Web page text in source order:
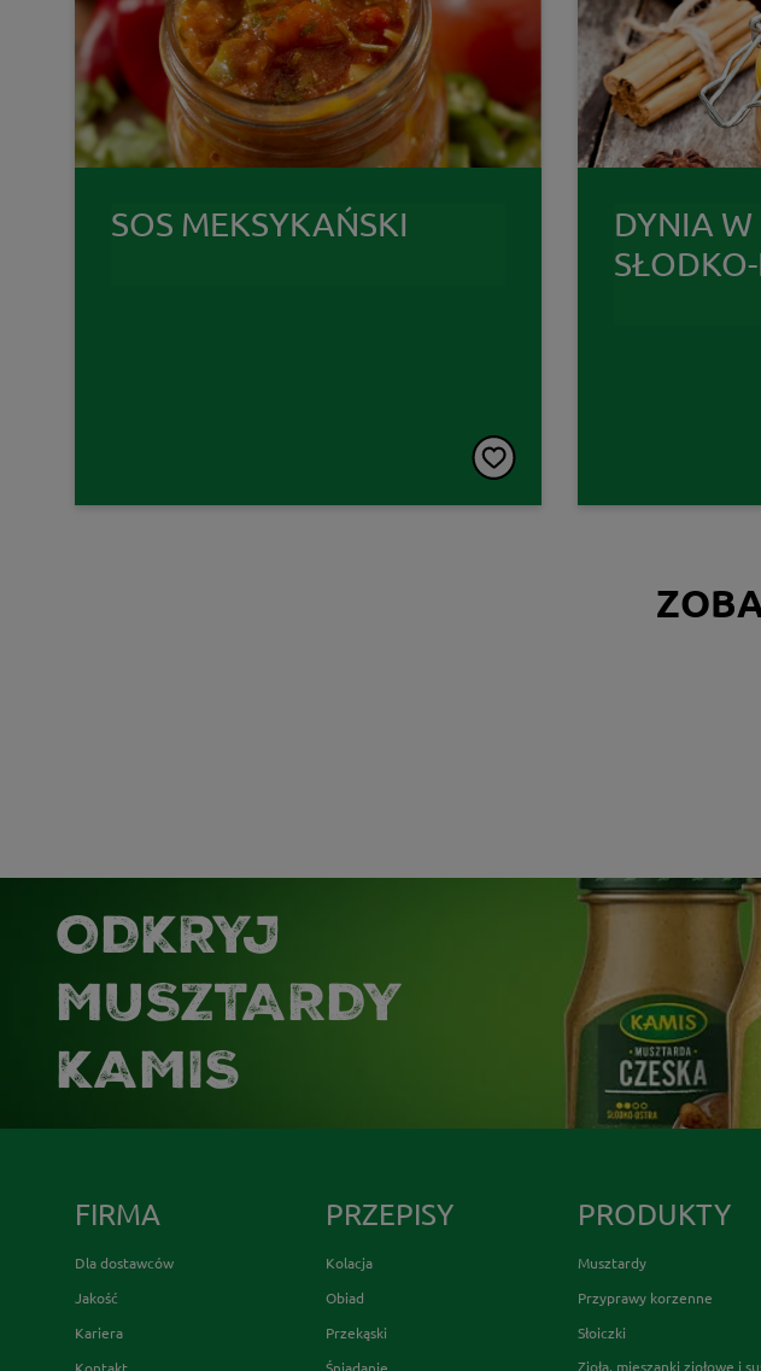
SOS MEKSYKAŃSKI
DYNIA W
ODKRYJ
MUSZTARDY
KAMIS
FIRMA
Dla dostawców
Jakość
Kariera
PRZEPISY
Kolacja
Obiad
Przekąski
PRODUKTY
Musztardy
Przyprawy korzenne
Słoiczki
Zioła, mieszanki ziołowe i